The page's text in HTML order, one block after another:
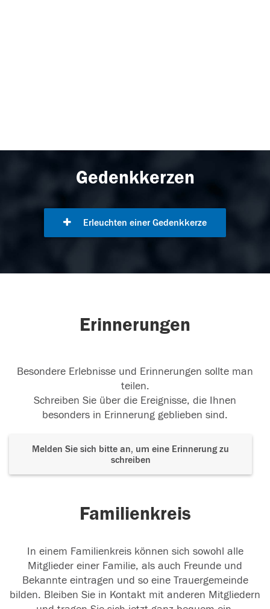
Gedenkkerzen
Erleuchten einer Gedenkkerze
Erinnerungen
Besondere Erlebnisse und Erinnerungen sollte man
teilen.
Schreiben Sie über die Ereignisse, die Ihnen
besonders in Erinnerung geblieben sind.
Melden Sie sich bitte an, um eine Erinnerung zu
schreiben
Familienkreis
In einem Familienkreis können sich sowohl alle
Mitglieder einer Familie, als auch Freunde und
Bekannte eintragen und so eine Trauergemeinde
bilden. Bleiben Sie in Kontakt mit anderen Mitgliedern